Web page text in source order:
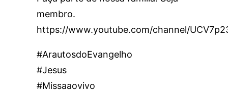
membro.
https://www.youtube.com/channel/
#ArautosdoEvangelho
#Jesus
#Missaaovivo